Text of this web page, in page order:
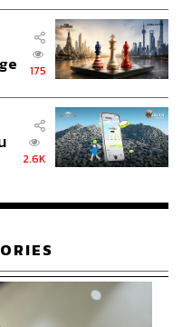
นที่ 16.52 เฮกตาร์ หรือ
น Fengyuan Huludun
ารณะ Huludun ซึ่งจะ
รมที่เป็นมิตรกับน้ำและสิ่ง
ฒนธรรมของคนในท้อง
175
2.6K